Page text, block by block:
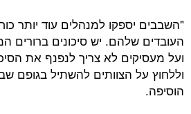
למנהלים עוד יותר כוח ושליטה
יש סיכונים ברורים המעורבים
לא צריך לנפנף את הסיכונים הצידה
הצוותים להשתיל בגופם שבבים". היא